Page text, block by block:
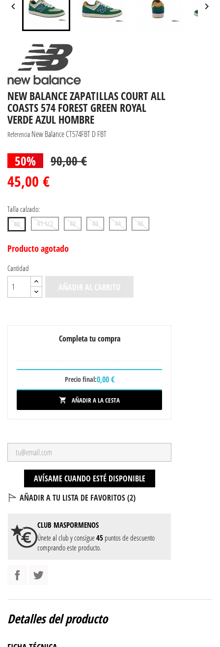
 
NEW BALANCE ZAPATILLAS COURT ALL
COASTS 574 FOREST GREEN ROYAL
VERDE AZUL HOMBRE
Referencia New Balance CT574FBT D FBT
50% 90,00 €
45,00 €
Talla calzado:
40 41 1/2 42 43 44 45
Producto agotado
Cantidad
AÑADIR AL CARRITO
Completa tu compra
Precio final:0,00 €
 AÑADIR A LA CESTA
AVÍSAME CUANDO ESTÉ DISPONIBLE
AÑADIR A TU LISTA DE FAVORITOS (2)
CLUB MASPORMENOS
Únete al club y consigue45 puntos de descuento
comprando este producto.
Detalles del producto